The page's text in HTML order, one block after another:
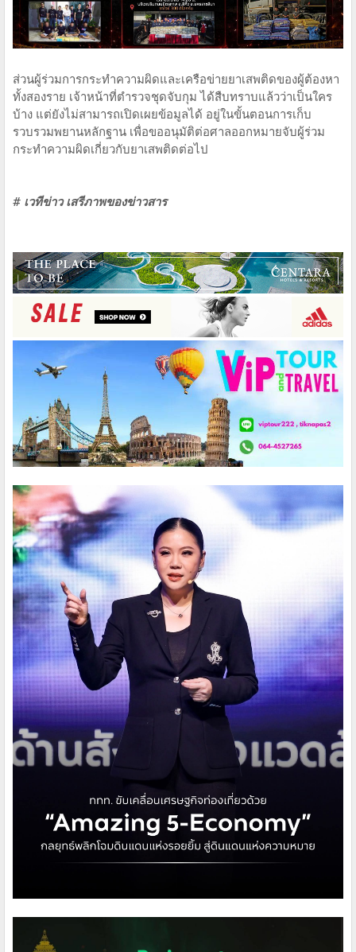
ส่วนผู้ร่วมการกระทำความผิดและเครือข่ายยาเสพติดของผู้ต้องหา
ทั้งสองราย เจ้าหน้าที่ตำรวจชุดจับกุม ได้สืบทราบแล้วว่าเป็นใคร
บ้าง แต่ยังไม่สามารถเปิดเผยข้อมูลได้ อยู่ในขั้นตอนการเก็บ
รวบรวมพยานหลักฐาน เพื่อขออนุมัติต่อศาลออกหมายจับผู้ร่วม
กระทำความผิดเกี่ยวกับยาเสพติดต่อไป
# เวทีข่าว เสรีภาพของข่าวสาร